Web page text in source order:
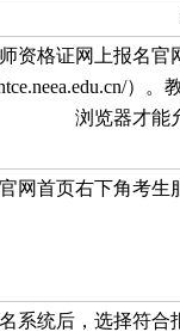
资格证网上报名官
ntce.neea.edu.cn/）
浏览器才能
网首页右下角考生
系统后，选择符合